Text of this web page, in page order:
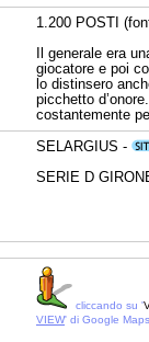
1.200 POSTI
Il generale era
giocatore e poi
lo distinsero
picchetto
costantemente
SELARGIUS -
SERIE D
cliccando su '
VIEW' di Google Maps